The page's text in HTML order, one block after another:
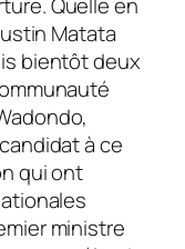
Matata
bientôt deux
à ce
qui ont
ministre